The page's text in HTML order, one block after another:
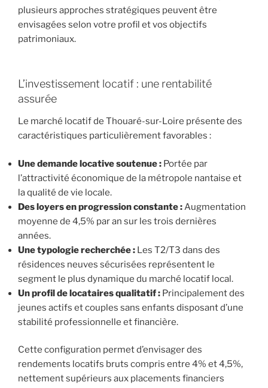
plusieurs approches stratégiques peuvent être
envisagées selon votre profil et vos objectifs
patrimoniaux.
L’investissement locatif : une rentabilité
assurée
Le marché locatif de Thouaré-sur-Loire présente des
caractéristiques particulièrement favorables :
Une demande locative soutenue : Portée par
l’attractivité économique de la métropole nantaise et
la qualité de vie locale.
Des loyers en progression constante : Augmentation
moyenne de 4,5% par an sur les trois dernières
années.
Une typologie recherchée : Les T2/T3 dans des
résidences neuves sécurisées représentent le
segment le plus dynamique du marché locatif local.
Un profil de locataires qualitatif : Principalement des
jeunes actifs et couples sans enfants disposant d’une
stabilité professionnelle et financière.
Cette configuration permet d’envisager des
rendements locatifs bruts compris entre 4% et 4,5%,
nettement supérieurs aux placements financiers